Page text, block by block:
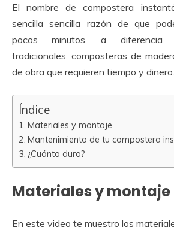
El nombre de compostera
sencilla sencilla razón de que
pocos minutos, a diferencia
tradicionales, composteras de
de obra que requieren tiempo y dinero.
Índice
Materiales y montaje
Mantenimiento de tu compostera
¿Cuánto dura?
Materiales y montaje
En este video te muestro los